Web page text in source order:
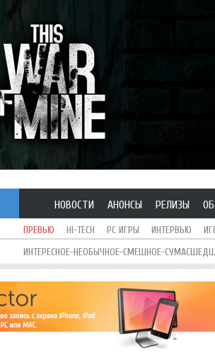
НОВОСТИ АНОНСЫ РЕЛИЗЫ
ПРЕВЬЮ HI-TECH PC ИГРЫ ИНТЕРВЬЮ
ИНТЕРЕСНОЕ-НЕОБЫЧНОЕ-СМЕШНОЕ-